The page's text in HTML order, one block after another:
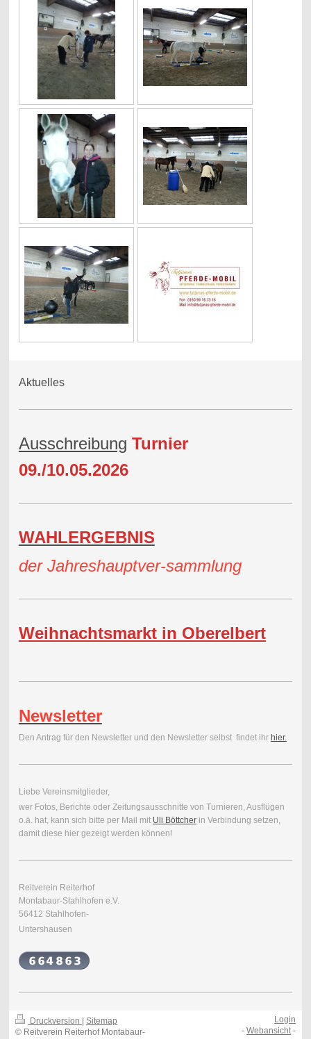
Aktuelles
Ausschreibung Turnier
09./10.05.2026
WAHLERGEBNIS
der Jahreshauptver-sammlung
Weihnachtsmarkt in Oberelbert
Newsletter
Den Antrag für den Newsletter und den Newsletter selbst findet ihr hier.
Liebe Vereinsmitglieder,
wer Fotos, Berichte oder Zeitungsausschnitte von Turnieren, Ausflügen
o.ä. hat, kann sich bitte per Mail mit Uli Böttcherin Verbindung setzen,
damit diese hier gezeigt werden können!
Reitverein Reiterhof
Montabaur-Stahlhofen e.V.
56412 Stahlhofen-
Untershausen
Druckversion | Sitemap
© Reitverein Reiterhof Montabaur-
Login
-Webansicht -